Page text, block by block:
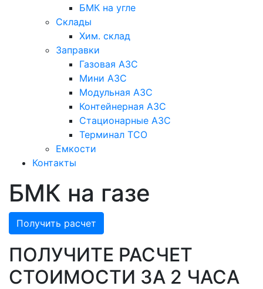
БМК на угле
Склады
Хим. склад
Заправки
Газовая АЗС
Мини АЗС
Модульная АЗС
Контейнерная АЗС
Стационарные АЗС
Терминал ТСО
Емкости
Контакты
БМК на газе
Получить расчет
ПОЛУЧИТЕ РАСЧЕТ
СТОИМОСТИ ЗА 2 ЧАСА